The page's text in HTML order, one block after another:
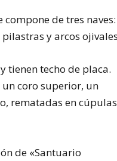
de tres naves:
y arcos
tienen techo de placa.
coro superior, un
rematadas en cúpulas
de «Santuario